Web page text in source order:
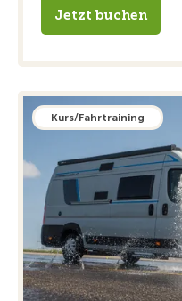
Jetzt buchen
Kurs/Fahrtraining